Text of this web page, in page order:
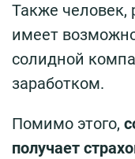
Также
имеет
солидной
заработком.
Помимо этого,
получает